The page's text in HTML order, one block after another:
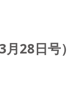
28日号）